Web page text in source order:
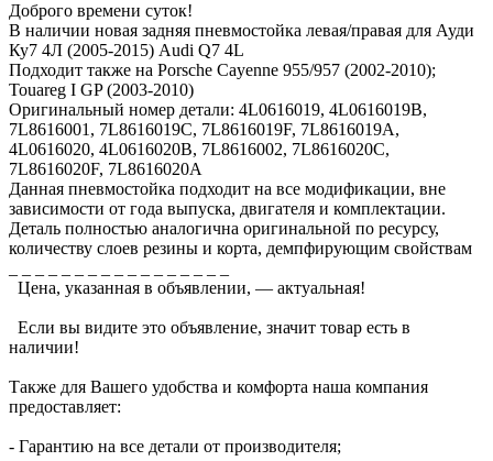
Доброго времени суток!
В наличии новая задняя пневмостойка левая/правая для Ауди
Ку7 4Л (2005-2015) Audi Q7 4L
Подходит также на Porsche Cayenne 955/957 (2002-2010);
Touareg I GP (2003-2010)
Оригинальный номер детали: 4L0616019, 4L0616019B,
7L8616001, 7L8616019C, 7L8616019F, 7L8616019A,
4L0616020, 4L0616020B, 7L8616002, 7L8616020C,
7L8616020F, 7L8616020A
Данная пневмостойка подходит на все модификации, вне
зависимости от года выпуска, двигателя и комплектации.
Деталь полностью аналогична оригинальной по ресурсу,
количеству слоев резины и корта, демпфирующим свойствам
Цена, указанная в объявлении, — актуальная!
Если вы видите это объявление, значит товар есть в
наличии!
Также для Вашего удобства и комфорта наша компания
предоставляет:
- Гарантию на все детали от производителя;